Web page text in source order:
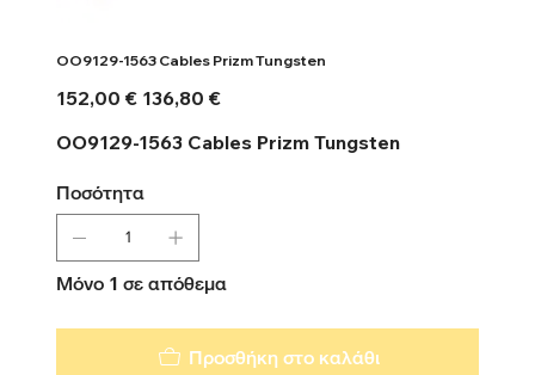
OO9129-1563 Cables Prizm Tungsten
Αρχική
τιμή
152,00 €
Τιμή
έκπτωσης
136,80 €
OO9129-1563 Cables Prizm Tungsten
Ποσότητα
Μόνο 1 σε απόθεμα
Προσθήκη στο καλάθι